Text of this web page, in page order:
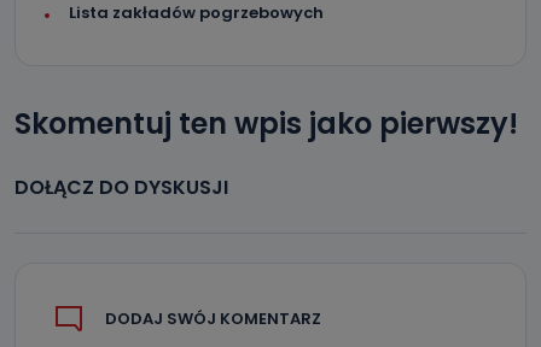
Lista zakładów pogrzebowych
Skomentuj ten wpis jako pierwszy!
DOŁĄCZ DO DYSKUSJI
DODAJ SWÓJ KOMENTARZ